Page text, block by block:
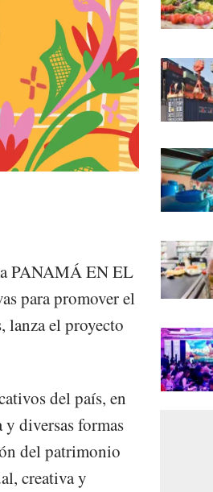
PANAMÁ EN EL
para promover el
lanza el proyecto
del país, en
diversas formas
del patrimonio
creativa y